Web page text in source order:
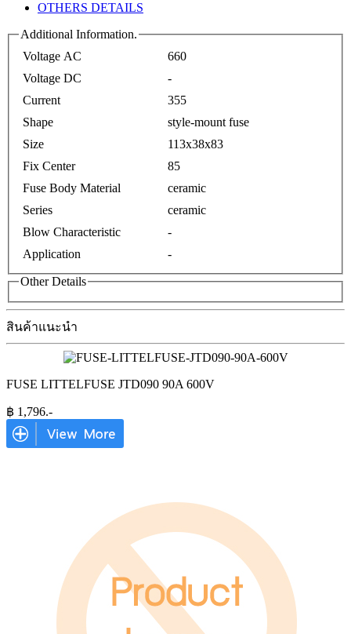
OTHERS DETAILS
Additional Information.
Voltage AC
660
Voltage DC
-
Current
355
Shape
style-mount fuse
Size
113x38x83
Fix Center
85
Fuse Body Material
ceramic
Series
ceramic
Blow Characteristic
-
Application
-
Other Details
สินค้าแนะนำ
FUSE LITTELFUSE JTD090 90A 600V
฿ 1,796.-